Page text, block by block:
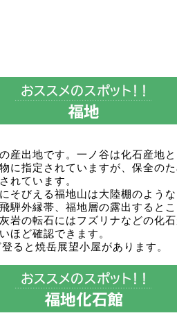
産出地です。一ノ谷は化石産地
に指定されていますが、保全の
れています。
そびえる福地山は大陸棚のような
騨外縁帯、福地層の露出するとこ
岩の転石にはフズリナなどの化
ほど確認できます。
ると焼岳展望小屋があります。